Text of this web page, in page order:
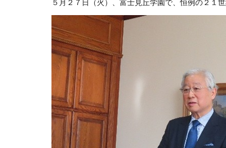
５月２７日（火）、富士見丘学園で、恒例の２１